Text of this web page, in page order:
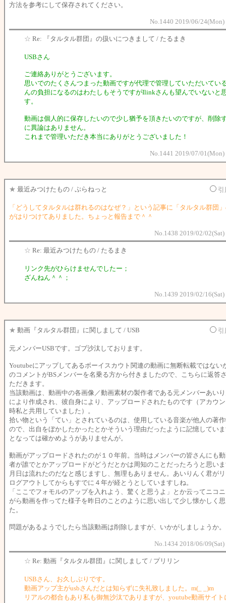
方法を参考にして保存されてください。
No.1440 2019/06/
☆ Re: 『タルタル群団』の扱いにつきまして / たるまき
USBさん
ご連絡ありがとうございます。
思いでのたくさんつまった動画ですが代理で管理していただいてい
んの負担になるのはわたしもそうですがIlinkさんも望んでいないと
す。
動画は個人的に保存したいので少し猶予を頂きたいのですが、削除
に異論はありません。
これまで管理いただき本当にありがとうございました！
No.1441 2019/07/
★ 最近みつけたもの / ぷらねっと 引
「どうしてタルタルは群れるのはなぜ？」という記事に「タルタル群団
がはりつけてありました。ちょっと報告まで＾＾
No.1438 2019/02/
☆ Re: 最近みつけたもの / たるまき
リンク先がひらけませんでしたー；
ざんねん＾＾；
No.1439 2019/02/
★ 動画『タルタル群団』に関しまして / USB 引
元メンバーUSBです。ゴブ沙汰しております。
Youtubeにアップしてあるボーイスカウト関連の動画に無断転載ではない
のコメントがBSメンバーを名乗る方から付きましたので、こちらに返答
ただきます。
当該動画は、動画中の各画像／動画素材の製作者である元メンバーあい
により作成され、彼自身により、アップロードされたものです（アカウ
時私と共用していました）。
拾い物という「てい」とされているのは、使用している音楽が他人の著
ので、出自をぼかしたかったとかそういう理由だったように記憶してい
となっては確かめようがありませんが。
動画がアップロードされたのが１０年前。当時はメンバーの皆さんにも
者が誰でとかアップロードがどうだとかは周知のことだったろうと思い
月日は流れたのだなと感じますし、無理もありません。あいりんく君が
ログアウトしてからもすでに４年が経とうとしていますしね。
「ここでフォモルのアップを入れよう、驚くと思うよ」とか云ってニコ
がら動画を作ってた様子を昨日のことのように思い出して少し懐かしく
た。
問題があるようでしたら当該動画は削除しますが、いかがしましょうか。
No.1434 2018/06/
☆ Re: 動画『タルタル群団』に関しまして / プリリン
USBさん、お久しぶりです。
動画アップ主がusbさんだとは知らずに失礼致しました。m(_ _)m
リアルの都合もあり私も御無沙汰でありますが、youtube動画サイト